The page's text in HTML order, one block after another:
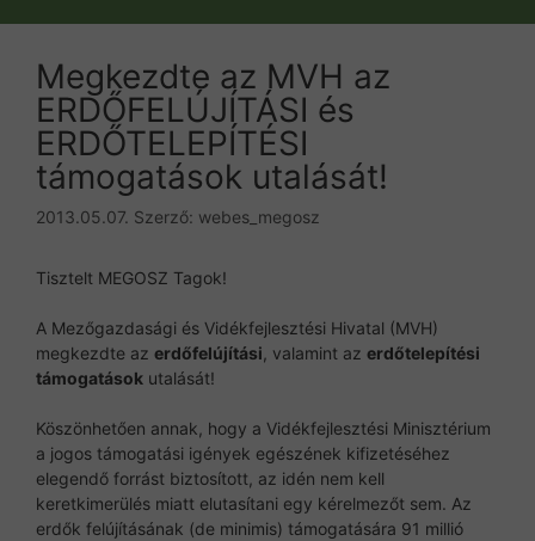
Megkezdte az MVH az
ERDŐFELÚJÍTÁSI és
ERDŐTELEPÍTÉSI
támogatások utalását!
2013.05.07. Szerző: webes_megosz
Tisztelt MEGOSZ Tagok!
A Mezőgazdasági és Vidékfejlesztési Hivatal (MVH)
megkezdte az erdőfelújítási , valamint az erdőtelepítési
támogatások utalását!
Köszönhetően annak, hogy a Vidékfejlesztési Minisztérium
a jogos támogatási igények egészének kifizetéséhez
elegendő forrást biztosított, az idén nem kell
keretkimerülés miatt elutasítani egy kérelmezőt sem. Az
erdők felújításának (de minimis) támogatására 91 millió